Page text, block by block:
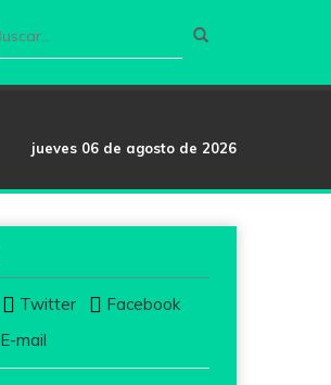
jueves 06 de agosto de 2026
Twitter
Facebook
E-mail